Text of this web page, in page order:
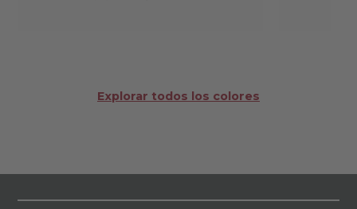
Explorar todos los colores